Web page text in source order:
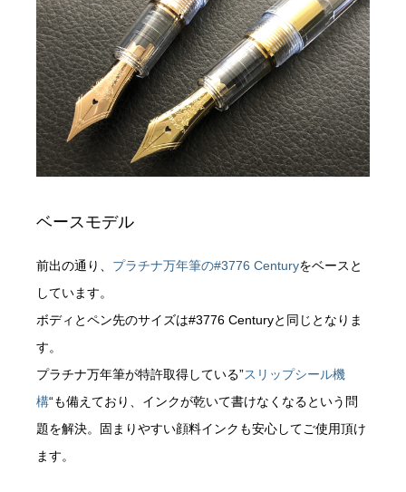
ベースモデル
前出の通り、 プラチナ万年筆の#3776 Centuryをベースと
しています。
ボディとペン先のサイズは#3776 Centuryと同じとなりま
す。
プラチナ万年筆が特許取得している”スリップシール機
構“も備えており、インクが乾いて書けなくなるという問
題を解決。固まりやすい顔料インクも安心してご使用頂け
ます。